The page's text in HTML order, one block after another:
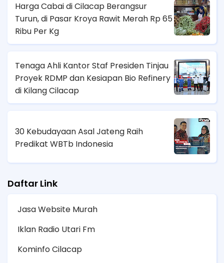
Harga Cabai di Cilacap Berangsur
Turun, di Pasar Kroya Rawit Merah Rp 65
Ribu Per Kg
Tenaga Ahli Kantor Staf Presiden Tinjau
Proyek RDMP dan Kesiapan Bio Refinery
di Kilang Cilacap
30 Kebudayaan Asal Jateng Raih
Predikat WBTb Indonesia
Daftar Link
Jasa Website Murah
Iklan Radio Utari Fm
Kominfo Cilacap